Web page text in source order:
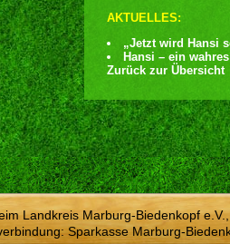
AKTUELLES:
„Jetzt wird Hansi
Hansi – ein
Zurück zur Übersicht
Landkreis Marburg-Biedenkopf
Sparkasse Marburg-